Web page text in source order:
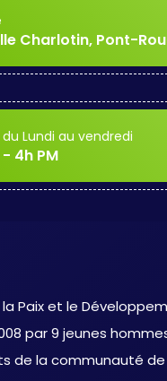
Charlotin, Pont-
Lundi au vendredi
- 4h PM
Paix et le
par 9 jeunes
de la communauté